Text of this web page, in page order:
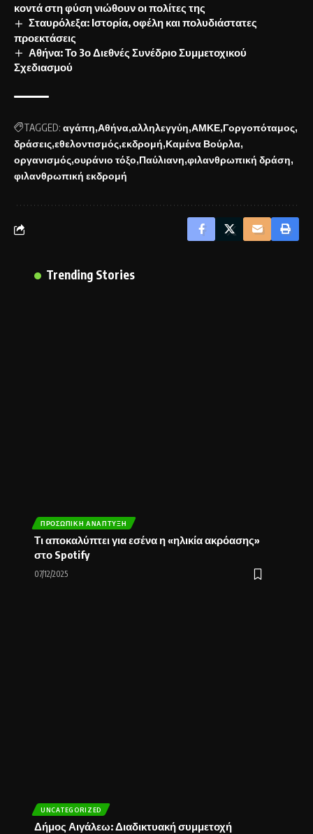
κοντά στη φύση νιώθουν οι πολίτες της
Σταυρόλεξα: Ιστορία, οφέλη και πολυδιάστατες
προεκτάσεις
Αθήνα: Το 3ο Διεθνές Συνέδριο Συμμετοχικού
Σχεδιασμού
TAGGED: αγάπη Αθήνα αλληλεγγύη ΑΜΚΕ Γοργοπόταμος
δράσεις εθελοντισμός εκδρομή Καμένα Βούρλα
οργανισμός ουράνιο τόξο Παύλιανη φιλανθρωπική δράση
φιλανθρωπική εκδρομή
Trending Stories
ΠΡΟΣΩΠΙΚΉ ΑΝΆΠΤΥΞΗ
Τι αποκαλύπτει για εσένα η «ηλικία ακρόασης»
στο Spotify
07/12/2025
UNCATEGORIZED
Δήμος Αιγάλεω: Διαδικτυακή συμμετοχή